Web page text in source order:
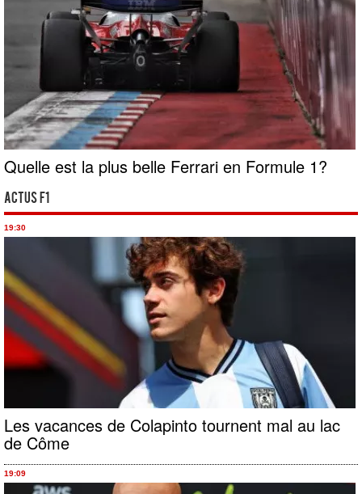
Quelle est la plus belle Ferrari en Formule 1?
Actus F1
19:30
Les vacances de Colapinto tournent mal au lac
de Côme
19:09